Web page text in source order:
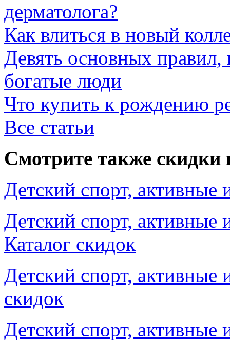
дерматолога?
Как влиться в новый
Девять основных
богатые люди
Что купить к рождению
Все статьи
Смотрите также скидки
Детский спорт,
Детский спорт,
Каталог скидок
Детский спорт,
скидок
Детский спорт, активные